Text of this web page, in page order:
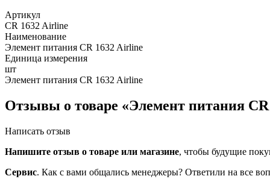
Артикул
CR 1632 Airline
Наименование
Элемент питания CR 1632 Airline
Единица измерения
шт
Элемент питания CR 1632 Airline
Отзывы о товаре «Элемент питания
Написать отзыв
Напишите отзыв о товаре или магазине, чтобы будущие
Сервис. Как с вами общались менеджеры? Ответили на все